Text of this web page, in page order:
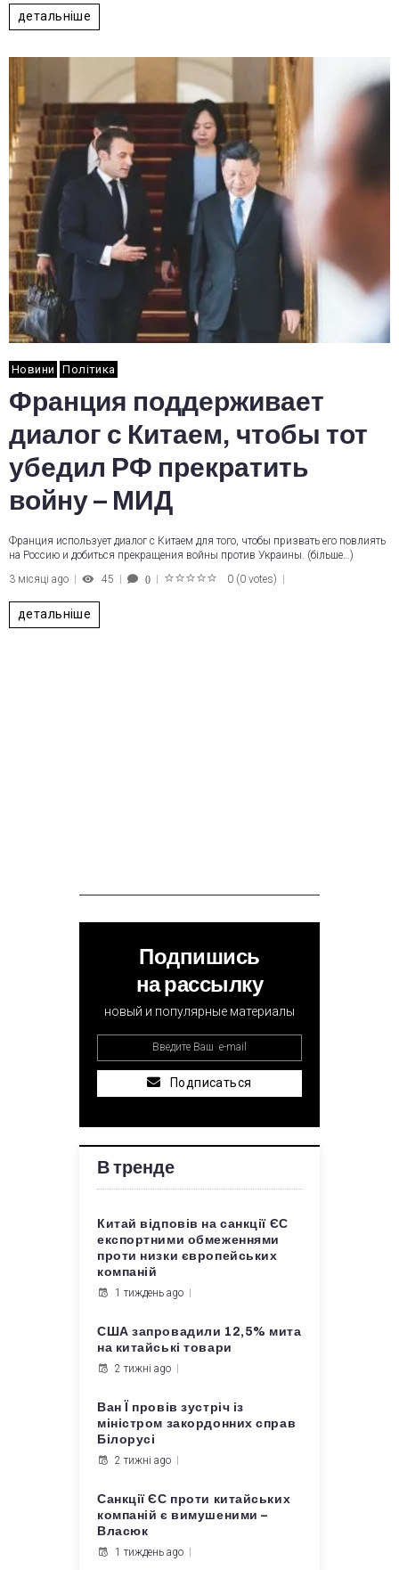
детальніше
Новини Політика
Франция поддерживает
диалог с Китаем, чтобы тот
убедил РФ прекратить
войну – МИД
Франция использует диалог с Китаем для того, чтобы призвать его повлиять
на Россию и добиться прекращения войны против Украины. (більше…)
3 місяці ago
45 0 0 (0 votes)
детальніше
Подпишись
на рассылку
новый и популярные материалы
Подписаться
В тренде
Китай відповів на санкції ЄС
експортними обмеженнями
проти низки європейських
компаній
1 тиждень ago
США запровадили 12,5% мита
на китайські товари
2 тижні ago
Ван Ї провів зустріч із
міністром закордонних справ
Білорусі
2 тижні ago
Санкції ЄС проти китайських
компаній є вимушеними –
Власюк
1 тиждень ago